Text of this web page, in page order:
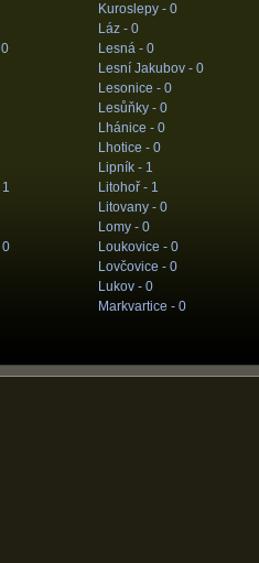
0
1
0
Kuroslepy - 0
Láz - 0
Lesná - 0
Lesní Jakubov - 0
Lesonice - 0
Lesůňky - 0
Lhánice - 0
Lhotice - 0
Lipník - 1
Litohoř - 1
Litovany - 0
Lomy - 0
Loukovice - 0
Lovčovice - 0
Lukov - 0
Markvartice - 0